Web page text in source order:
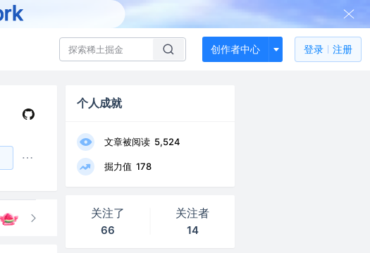
创作者中心 登录 注册
个人成就
文章被阅读 5,524
掘力值 178
关注了
66
关注者
14